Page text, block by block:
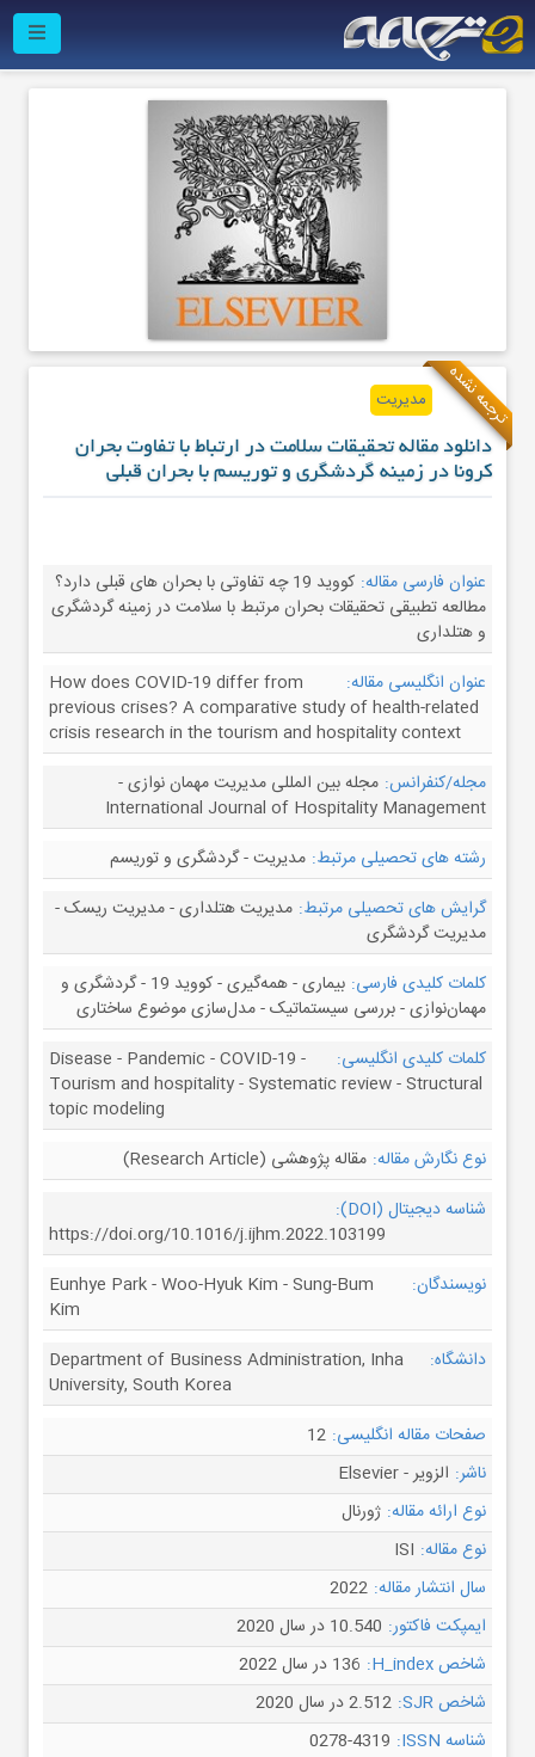
ترجمه نشده مدیریت
دانلود مقاله تحقیقات سلامت در ارتباط با تفاوت بحران
کرونا در زمینه گردشگری و توریسم با بحران قبلی
عنوان فارسی مقاله:
کووید 19 چه تفاوتی با بحران های قبلی دارد؟
مطالعه تطبیقی تحقیقات بحران مرتبط با سلامت در زمینه گردشگری
و هتلداری
عنوان انگلیسی مقاله:
How does COVID-19 differ from
previous crises? A comparative study of health-related
crisis research in the tourism and hospitality context
مجله/کنفرانس: مجله بین المللی مدیریت مهمان نوازی -
International Journal of Hospitality Management
رشته های تحصیلی مرتبط: مدیریت - گردشگری و توریسم
گرایش های تحصیلی مرتبط: مدیریت هتلداری - مدیریت ریسک -
مدیریت گردشگری
کلمات کلیدی فارسی:
بیماری - همه‌گیری - کووید 19 - گردشگری و
مهمان‌نوازی - بررسی سیستماتیک - مدل‌سازی موضوع ساختاری
کلمات کلیدی انگلیسی:
Disease - Pandemic - COVID-19 -
Tourism and hospitality - Systematic review - Structural
topic modeling
نوع نگارش مقاله: مقاله پژوهشی (Research Article)
شناسه دیجیتال (DOI):
https://doi.org/10.1016/j.ijhm.2022.103199
نویسندگان:
Eunhye Park - Woo-Hyuk Kim - Sung-Bum
Kim
دانشگاه:
Department of Business Administration, Inha
University, South Korea
صفحات مقاله انگلیسی: 12
ناشر: الزویر - Elsevier
نوع ارائه مقاله: ژورنال
نوع مقاله: ISI
سال انتشار مقاله: 2022
ایمپکت فاکتور: 10.540 در سال 2020
شاخص H_index:
136 در سال 2022
شاخص SJR:
2.512 در سال 2020
شناسه ISSN:
0278-4319